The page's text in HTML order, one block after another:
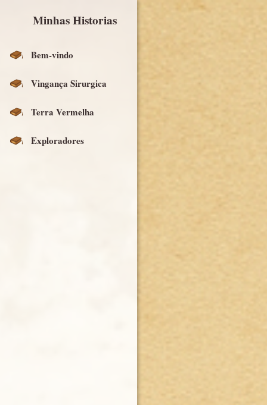
Minhas Historias
Bem-vindo
Vingança Sirurgica
Terra Vermelha
Exploradores